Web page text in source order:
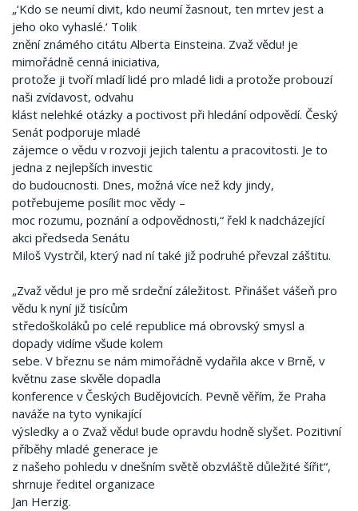
„‘Kdo se neumí divit, kdo neumí žasnout, ten mrtev jest a
jeho oko vyhaslé.‘ Tolik
znění známého citátu Alberta Einsteina. Zvaž vědu! je
mimořádně cenná iniciativa,
protože ji tvoří mladí lidé pro mladé lidi a protože probouzí
naši zvídavost, odvahu
klást nelehké otázky a poctivost při hledání odpovědí. Český
Senát podporuje mladé
zájemce o vědu v rozvoji jejich talentu a pracovitosti. Je to
jedna z nejlepších investic
do budoucnosti. Dnes, možná více než kdy jindy,
potřebujeme posílit moc vědy –
moc rozumu, poznání a odpovědnosti,“ řekl k nadcházející
akci předseda Senátu
Miloš Vystrčil, který nad ní také již podruhé převzal záštitu.
„Zvaž vědu! je pro mě srdeční záležitost. Přinášet vášeň pro
vědu k nyní již tisícům
středoškoláků po celé republice má obrovský smysl a
dopady vidíme všude kolem
sebe. V březnu se nám mimořádně vydařila akce v Brně, v
květnu zase skvěle dopadla
konference v Českých Budějovicích. Pevně věřím, že Praha
naváže na tyto vynikající
výsledky a o Zvaž vědu! bude opravdu hodně slyšet. Pozitivní
příběhy mladé generace je
z našeho pohledu v dnešním světě obzvláště důležité šířit“,
shrnuje ředitel organizace
Jan Herzig.